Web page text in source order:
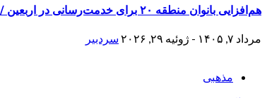
هم‌افزایی بانوان منطقه ۲۰ برای خدمت‌رسانی در اربعین / «جوانی جمعیت» محور برنامه‌های فرهنگی
مرداد ۷, ۱۴۰۵ - ژوئیه ۲۹, ۲۰۲۶ سردبیر
مذهبی